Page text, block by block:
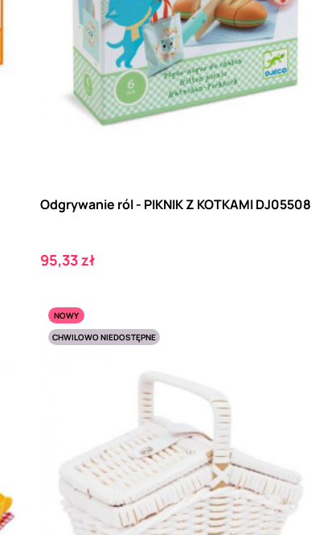
Odgrywanie ról - PIKNIK Z KOTKAMI DJ05508
Cena
95,33 zł
NOWY
CHWILOWO NIEDOSTĘPNE